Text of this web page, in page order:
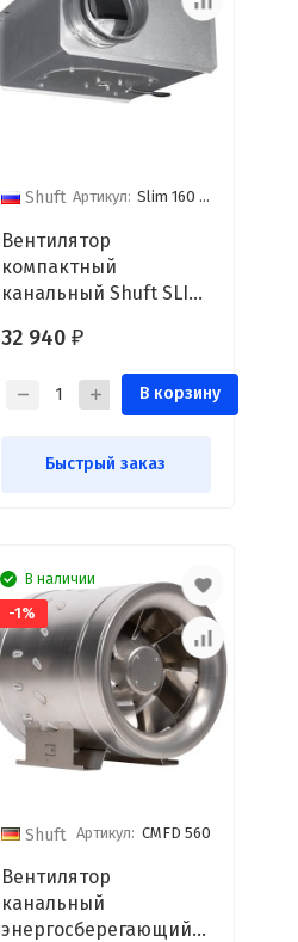
Shuft Артикул: Slim 160 vim
Вентилятор
компактный
канальный Shuft SLIM
32 940 ₽
В корзину
Быстрый заказ
-1%
В наличии
Shuft Артикул: CMFD 560
Вентилятор
канальный
энергосберегающий